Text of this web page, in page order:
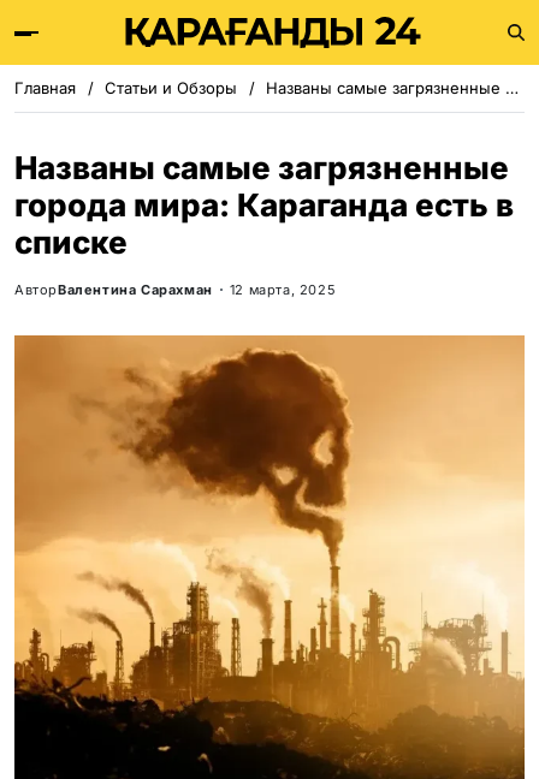
Главная Статьи и Обзоры Названы самые загрязненные города мира: Караганда есть в списке
Названы самые загрязненные
города мира: Караганда есть в
списке
АвторВалентина Сарахман 12 марта, 2025